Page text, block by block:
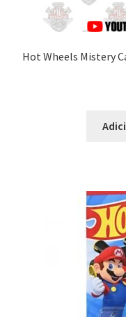
Hot Wheels Mistery